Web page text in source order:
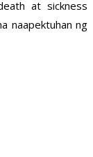
at sickness
naapektuhan ng